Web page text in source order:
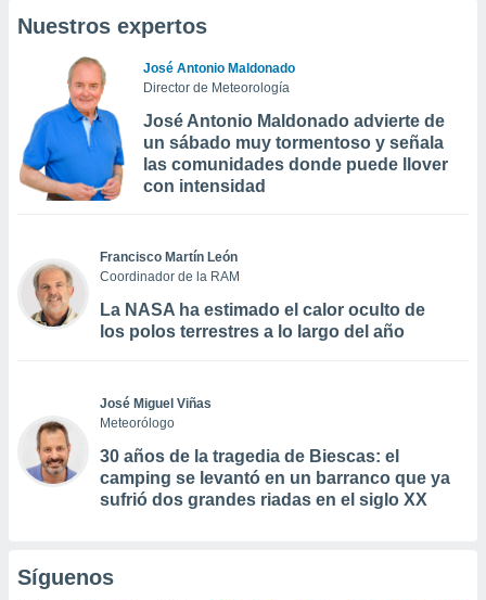
Nuestros expertos
José Antonio Maldonado
Director de Meteorología
José Antonio Maldonado advierte de
un sábado muy tormentoso y señala
las comunidades donde puede llover
con intensidad
Francisco Martín León
Coordinador de la RAM
La NASA ha estimado el calor oculto de
los polos terrestres a lo largo del año
José Miguel Viñas
Meteorólogo
30 años de la tragedia de Biescas: el
camping se levantó en un barranco que ya
sufrió dos grandes riadas en el siglo XX
Síguenos